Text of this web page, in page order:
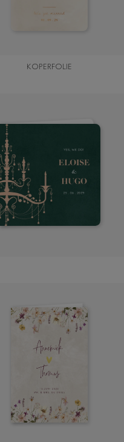
KOPERFOLIE